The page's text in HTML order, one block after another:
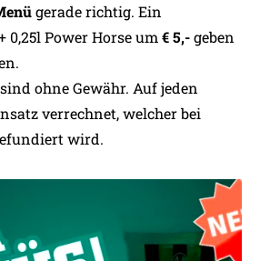
gerade richtig. Ein
0,25l Power Horse um € 5,-geben
ohne Gewähr. Auf jeden
verrechnet, welcher bei
wird.